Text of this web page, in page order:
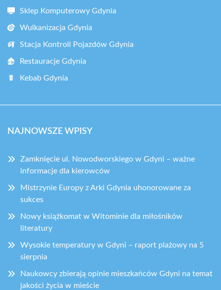
Sklep Komputerowy Gdynia
Wulkanizacja Gdynia
Stacja Kontroli Pojazdów Gdynia
Restauracje Gdynia
Kebab Gdynia
NAJNOWSZE WPISY
Zamknięcie ul. Nowodworskiego w Gdyni – ważne
informacje dla kierowców
Mistrzynie Europy z Arki Gdynia uhonorowane za
sukces
Nowy książkomat w Witominie dla miłośników
literatury
Wysokie temperatury w Gdyni – raport plażowy na 5
sierpnia
Naukowcy zbierają opinie mieszkańców Gdyni na temat
jakości życia w mieście